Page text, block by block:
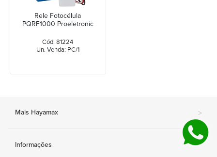
Rele Fotocélula
PQRF1000 Proeletronic
Cód. 81224
Un. Venda: PC/1
Mais Hayamax >
Informações >